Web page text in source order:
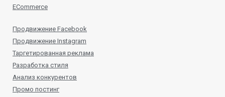
ECommerce
Продвижение Facebook
Продвижение Instagram
Таргетированная реклама
Разработка стиля
Анализ конкурентов
Промо постинг